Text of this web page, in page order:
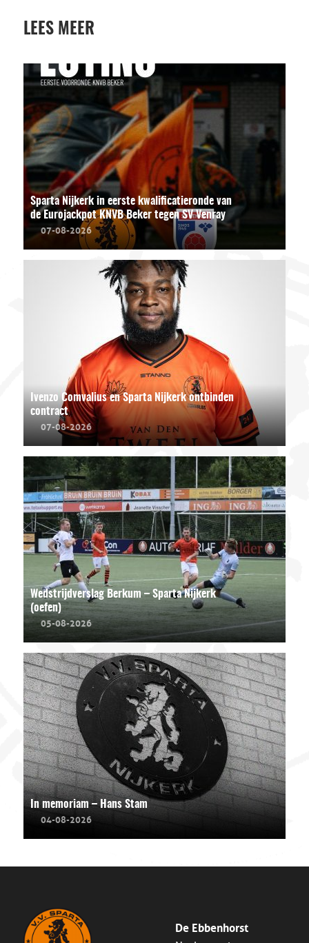
LEES MEER
Sparta Nijkerk in eerste kwalificatieronde van
de Eurojackpot KNVB Beker tegen SV Venray
07-08-2026
Ivenzo Comvalius en Sparta Nijkerk ontbinden
contract
07-08-2026
Wedstrijdverslag Berkum – Sparta Nijkerk
(oefen)
05-08-2026
In memoriam – Hans Stam
04-08-2026
De Ebbenhorst